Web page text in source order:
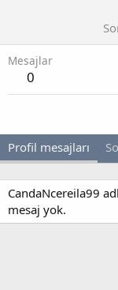
Mesajlar
0
Profil mesajları
CandaNcereila99
mesaj yok.